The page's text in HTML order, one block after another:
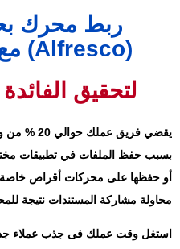
ربط محرك
(Alfresco) مع SalesForce
لتحقيق
يقضي فريق
بسبب حفظ الملفات في تطبيقات
أو حفظها على محركات أقراص
محاولة مشاركة المستندات نتيجة
استغل وقت عملك فى جذب عملاء جدد